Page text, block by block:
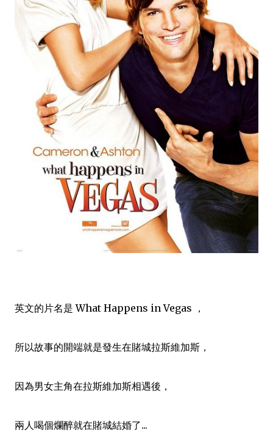
英文的片名是 What Happens in Vegas ，
所以故事的開端就是發生在賭城拉斯維加斯 ，
因為男女主角在拉斯維加斯相遇後 ，
兩人喝個爛醉就在賭城結婚了...